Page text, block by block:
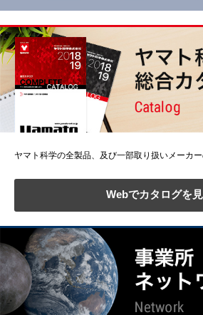
ヤマト科学の全製品、及び一部取り扱いメーカー
Webでカタログを